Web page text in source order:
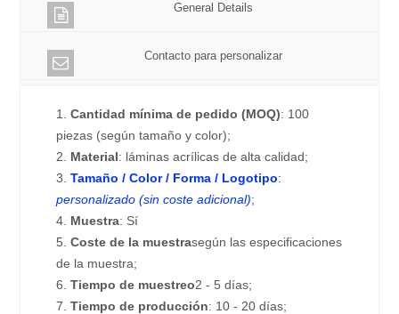
General Details
Contacto para personalizar
1.Cantidad mínima de pedido (MOQ): 100
piezas (según tamaño y color);
2. Material: láminas acrílicas de alta calidad;
3.Tamaño / Color / Forma / Logotipo:
personalizado (sin coste adicional);
4. Muestra: Sí
5.Coste de la muestrasegún las especificaciones
de la muestra;
6.Tiempo de muestreo2 - 5 días;
7.Tiempo de producción: 10 - 20 días;